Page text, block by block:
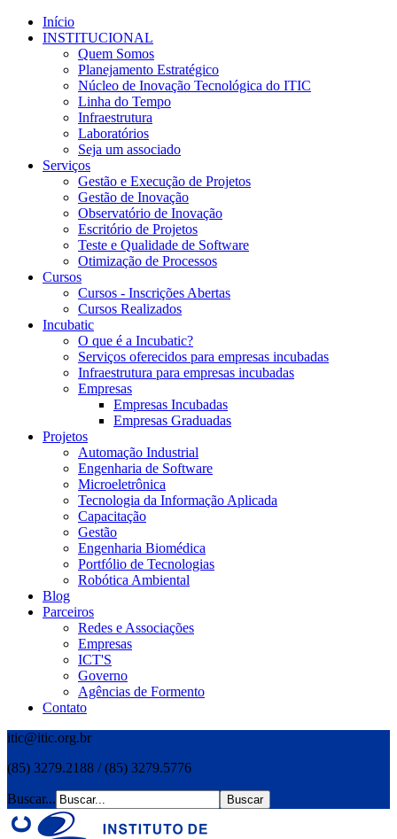
Início
INSTITUCIONAL
Quem Somos
Planejamento Estratégico
Núcleo de Inovação Tecnológica do ITIC
Linha do Tempo
Infraestrutura
Laboratórios
Seja um associado
Serviços
Gestão e Execução de Projetos
Gestão de Inovação
Observatório de Inovação
Escritório de Projetos
Teste e Qualidade de Software
Otimização de Processos
Cursos
Cursos - Inscrições Abertas
Cursos Realizados
Incubatic
O que é a Incubatic?
Serviços oferecidos para empresas incubadas
Infraestrutura para empresas incubadas
Empresas
Empresas Incubadas
Empresas Graduadas
Projetos
Automação Industrial
Engenharia de Software
Microeletrônica
Tecnologia da Informação Aplicada
Capacitação
Gestão
Engenharia Biomédica
Portfólio de Tecnologias
Robótica Ambiental
Blog
Parceiros
Redes e Associações
Empresas
ICT'S
Governo
Agências de Formento
Contato
itic@itic.org.br
(85) 3279.2188 / (85) 3279.5776
Buscar...